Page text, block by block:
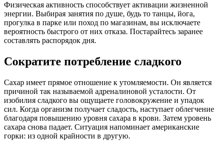
Физическая активность способствует активации жизненной
энергии. Выбирая занятия по душе, будь то танцы, йога,
прогулка в парке или поход по магазинам, вы исключаете
вероятность быстрого от них отказа. Постарайтесь заранее
составлять распорядок дня.
Сократите потребление сладкого
Сахар имеет прямое отношение к утомляемости. Он является
причиной так называемой адреналиновой усталости. От
изобилия сладкого вы ощущаете головокружение и упадок
сил. Когда организм получает сладость, наступает облегчение
благодаря повышению уровня сахара в крови. Затем уровень
сахара снова падает. Ситуация напоминает американские
горки: из одной крайности в другую.